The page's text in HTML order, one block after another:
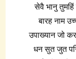
सेवै भानु तुमहिं
बारह नाम
उपाख्यान जो
धन सुत जुत